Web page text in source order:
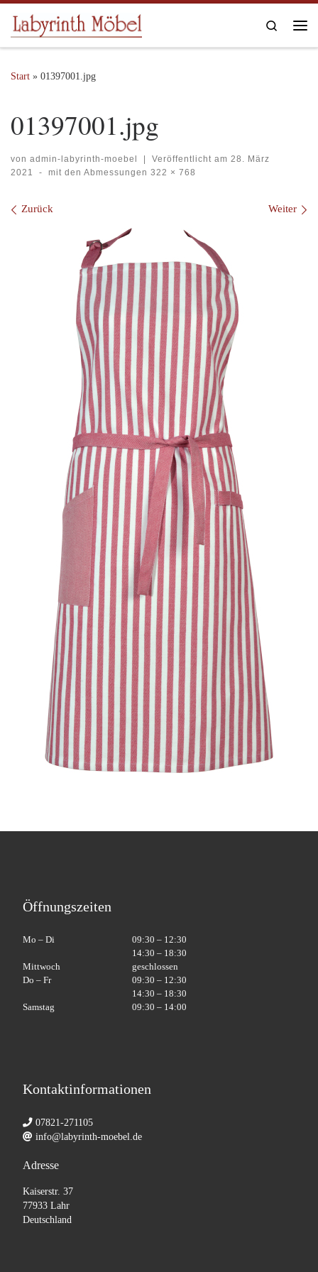
Zum Inhalt springen
Search
Start » 01397001.jpg
01397001.jpg
von admin-labyrinth-moebel | Veröffentlicht am 28. März
2021
- mit den Abmessungen 322 × 768
Bilder Navigation
Zurück Weiter
Öffnungszeiten
Mo – Di
09:30 – 12:30
14:30 – 18:30
Mittwoch
geschlossen
Do – Fr
09:30 – 12:30
14:30 – 18:30
Samstag
09:30 – 14:00
Kontaktinformationen
07821-271105
info@labyrinth-moebel.de
Adresse
Kaiserstr. 37
77933 Lahr
Deutschland